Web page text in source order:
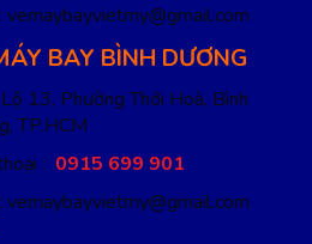
vemaybayvietmy@gmail.com
BAY BÌNH DƯƠNG
13, Phường Thới Hoà, Bình
TP.HCM
: 0915 699 901
vemaybayvietmy@gmail.com